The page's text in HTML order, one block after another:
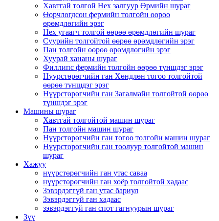
Хавтгай толгой Hex залгуур Өрмийн шураг
Өөрчлөгдсөн фермийн толгойн өөрөө
өрөмдлөгийн эрэг
Hex угаагч толгой өөрөө өрөмдлөгийн шураг
Суурийн толгойтой өөрөө өрөмдлөгийн эрэг
Пан толгойн өөрөө өрөмдлөгийн эрэг
Хуурай хананы шураг
Филлипс фермийн толгойн өөрөө түншдэг эрэг
Нүүрстөрөгчийн ган Хөндлөн тогоо толгойтой
өөрөө түншдэг эрэг
Нүүрстөрөгчийн ган Загалмайн толгойтой өөрөө
түншдэг эрэг
Машины шураг
Хавтгай толгойтой машин шураг
Пан толгойн машин шураг
Нүүрстөрөгчийн ган тогоо толгойн машин шураг
Нүүрстөрөгчийн ган тоолуур толгойтой машин
шураг
Хажуу
нүүрстөрөгчийн ган утас саваа
нүүрстөрөгчийн ган хоёр толгойтой хадаас
Зэвэрдэггүй ган утас бариул
Зэвэрдэггүй ган хадаас
зэвэрдэггүй ган спот гагнуурын шураг
Зүү